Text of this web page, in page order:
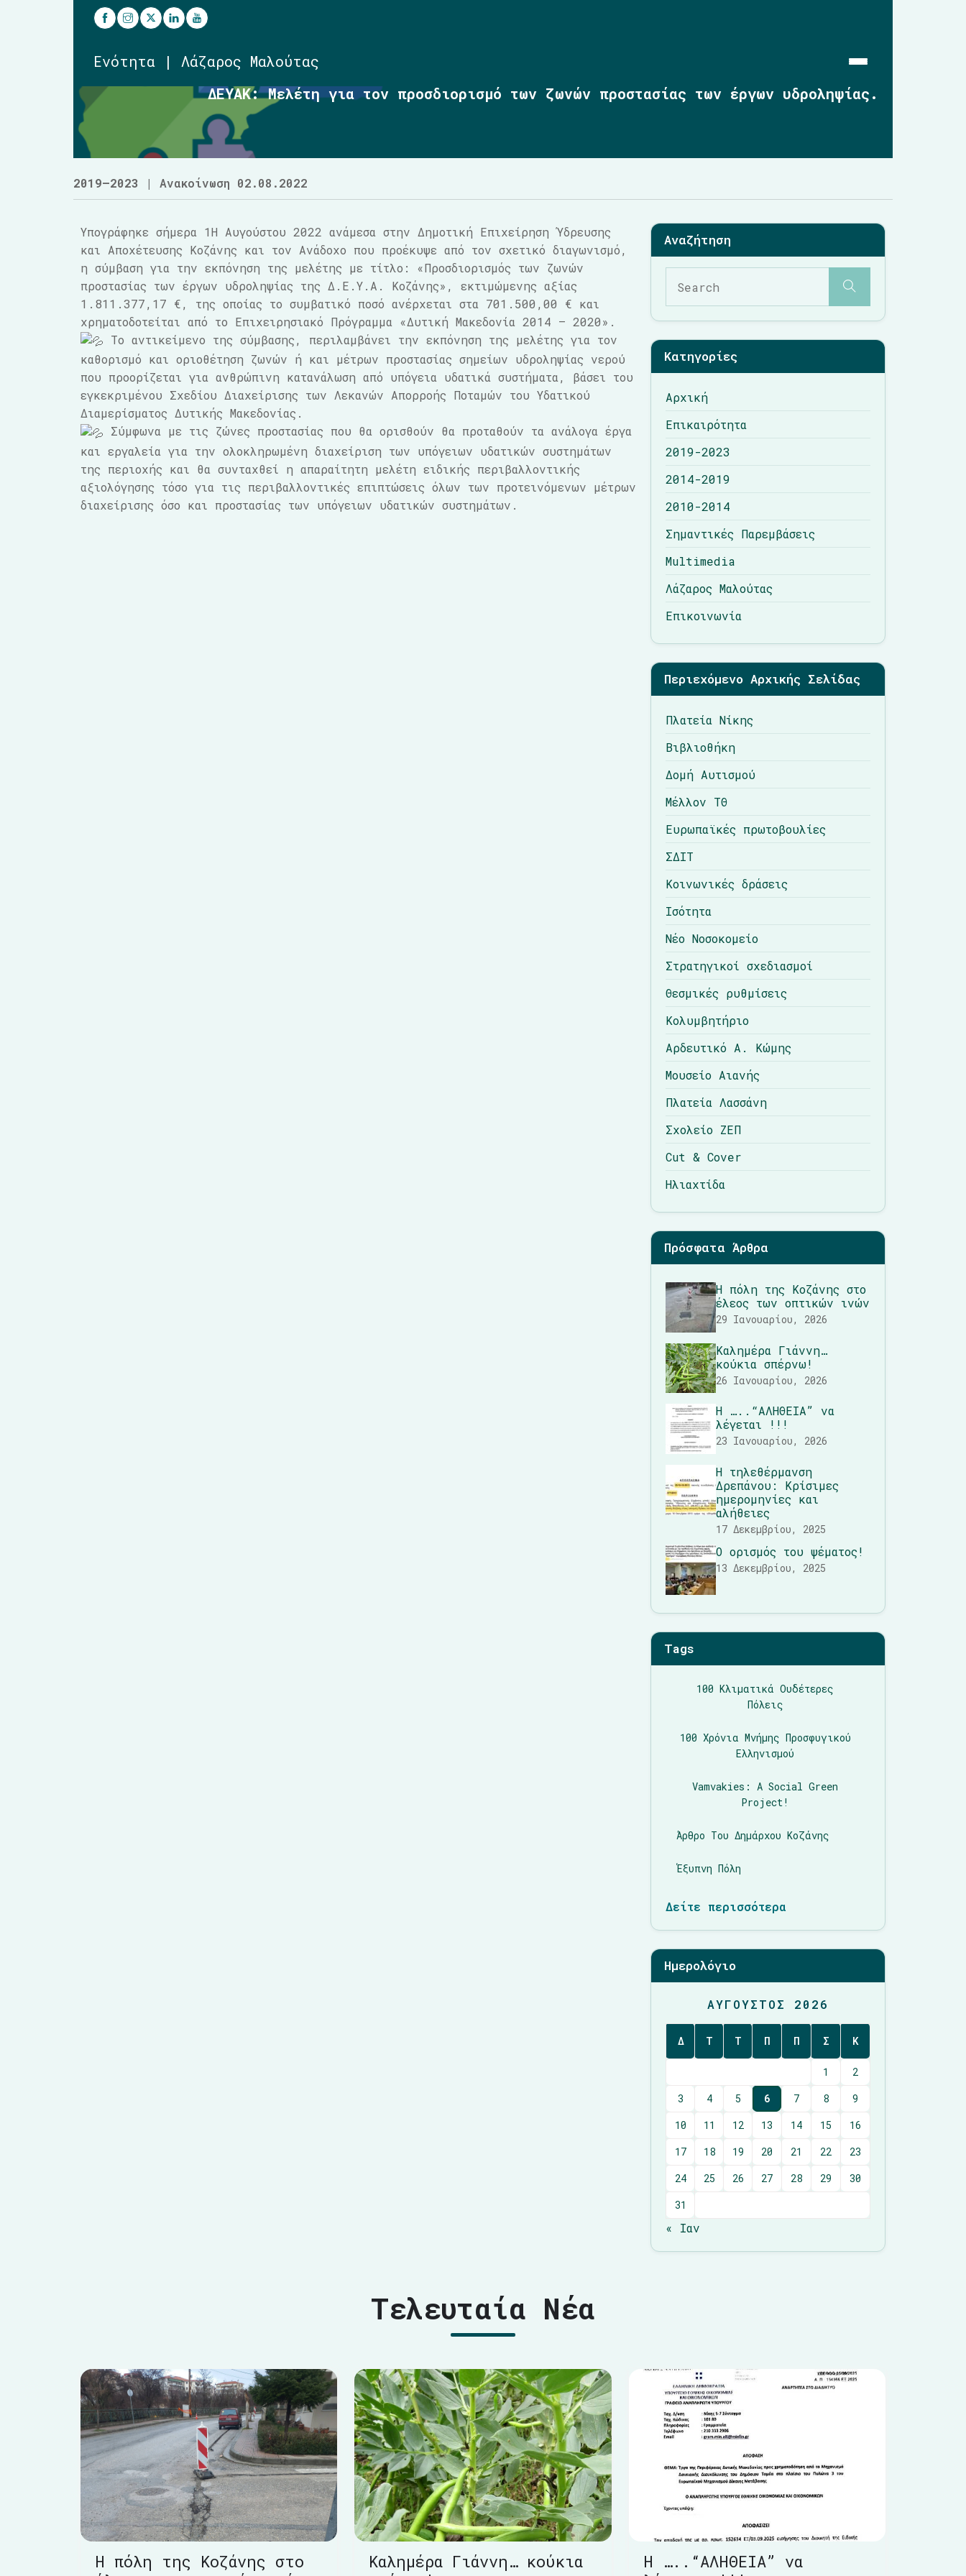
Ενότητα | Λάζαρος Μαλούτας
2019-2023
2014-2019
2010-2014
Σημαντικές Παρεμβάσεις
Multimedia
Λάζαρος Μαλούτας
Επικοινωνία
ΔΕΥΑΚ: Μελέτη για τον προσδιορισμό των ζωνών προστασίας των έργων υδροληψίας.
2019–2023 | Ανακοίνωση 02.08.2022
Υπογράφηκε σήμερα 1Η Αυγούστου 2022 ανάμεσα στην Δημοτική Επιχείρηση Ύδρευσης
και Αποχέτευσης Κοζάνης και τον Ανάδοχο που προέκυψε από τον σχετικό διαγωνισμό,
η σύμβαση για την εκπόνηση της μελέτης με τίτλο: «Προσδιορισμός των ζωνών
προστασίας των έργων υδροληψίας της Δ.Ε.Υ.Α. Κοζάνης», εκτιμώμενης αξίας
1.811.377,17 €, της οποίας το συμβατικό ποσό ανέρχεται στα 701.500,00 € και
χρηματοδοτείται από το Επιχειρησιακό Πρόγραμμα «Δυτική Μακεδονία 2014 – 2020».
Το αντικείμενο της σύμβασης, περιλαμβάνει την εκπόνηση της μελέτης για τον
καθορισμό και οριοθέτηση ζωνών ή και μέτρων προστασίας σημείων υδροληψίας νερού
που προορίζεται για ανθρώπινη κατανάλωση από υπόγεια υδατικά συστήματα, βάσει του
εγκεκριμένου Σχεδίου Διαχείρισης των Λεκανών Απορροής Ποταμών του Υδατικού
Διαμερίσματος Δυτικής Μακεδονίας.
Σύμφωνα με τις ζώνες προστασίας που θα ορισθούν θα προταθούν τα ανάλογα έργα
και εργαλεία για την ολοκληρωμένη διαχείριση των υπόγειων υδατικών συστημάτων
της περιοχής και θα συνταχθεί η απαραίτητη μελέτη ειδικής περιβαλλοντικής
αξιολόγησης τόσο για τις περιβαλλοντικές επιπτώσεις όλων των προτεινόμενων μέτρων
διαχείρισης όσο και προστασίας των υπόγειων υδατικών συστημάτων.
Κατηγορίες
Αρχική
Επικαιρότητα
2019-2023
2014-2019
2010-2014
Σημαντικές Παρεμβάσεις
Multimedia
Λάζαρος Μαλούτας
Επικοινωνία
Περιεχόμενο Αρχικής Σελίδας
Πλατεία Νίκης
Βιβλιοθήκη
Δομή Αυτισμού
Μέλλον ΤΘ
Ευρωπαϊκές πρωτοβουλίες
ΣΔΙΤ
Κοινωνικές δράσεις
Ισότητα
Νέο Νοσοκομείο
Στρατηγικοί σχεδιασμοί
Θεσμικές ρυθμίσεις
Κολυμβητήριο
Αρδευτικό Α. Κώμης
Μουσείο Αιανής
Πλατεία Λασσάνη
Σχολείο ΖΕΠ
Cut & Cover
Ηλιαχτίδα
Πρόσφατα Άρθρα
Η πόλη της Κοζάνης στο
έλεος των οπτικών ινών
29 Ιανουαρίου, 2026
Καλημέρα Γιάννη…
κούκια σπέρνω!
26 Ιανουαρίου, 2026
Η …..“ΑΛΗΘΕΙΑ” να
λέγεται !!!
23 Ιανουαρίου, 2026
Η τηλεθέρμανση
Δρεπάνου: Κρίσιμες
ημερομηνίες και
αλήθειες
17 Δεκεμβρίου, 2025
Ο ορισμός του ψέματος!
13 Δεκεμβρίου, 2025
Tags
100 Κλιματικά Ουδέτερες
Πόλεις
100 Χρόνια Μνήμης Προσφυγικού
Ελληνισμού
Vamvakies: A Social Green
Project!
Άρθρο Του Δημάρχου Κοζάνης
Έξυπνη Πόλη
Δείτε περισσότερα
Ημερολόγιο
ΑΎΓΟΥΣΤΟΣ 2026
Δ Τ Τ Π Π Σ Κ
1
2
3
4 5 6 7 8
9
10
11 12 13 14 15
16
17
18 19 20 21 22
23
24
25 26 27 28 29
30
31
« Ιαν
Τελευταία Νέα
Η πόλη της Κοζάνης στο
Καλημέρα Γιάννη… κούκια
Η …..“ΑΛΗΘΕΙΑ” να